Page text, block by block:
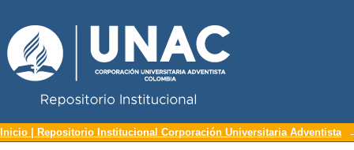
Buscar
Inicio | Repositorio Institucional Corporación Universitaria Adventista